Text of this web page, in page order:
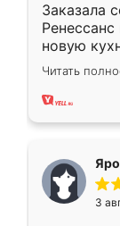
Заказала
Ренессанс
новую
вполне
два года,
Читать
3